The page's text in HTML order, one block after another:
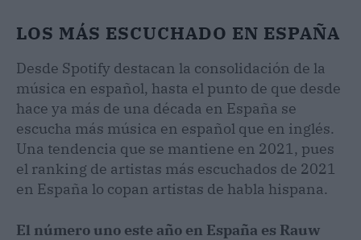
LOS MÁS ESCUCHADO EN ESPAÑA
Desde Spotify destacan la consolidación de la
música en español, hasta el punto de que desde
hace ya más de una década en España se
escucha más música en español que en inglés.
Una tendencia que se mantiene en 2021, pues
el ranking de artistas más escuchados de 2021
en España lo copan artistas de habla hispana.
El número uno este año en España es Rauw